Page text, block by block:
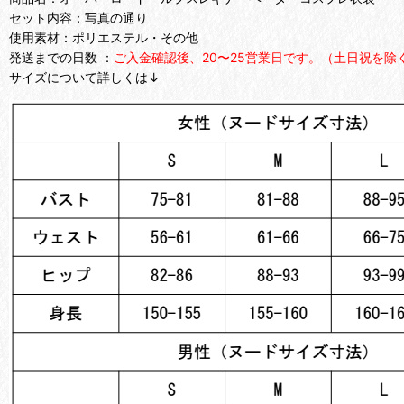
セット内容：写真の通り
使用素材：ポリエステル・その他
発送までの日数 ： ご入金確認後、20〜25営業日です。（土日祝を除
サイズについて詳しくは↓